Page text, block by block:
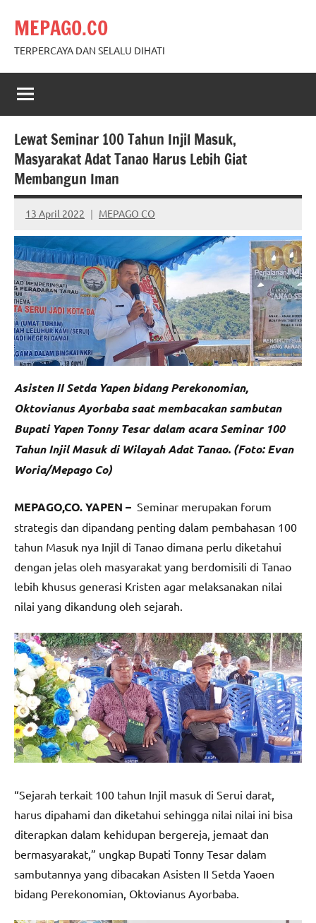
content
MEPAGO.CO
TERPERCAYA DAN SELALU DIHATI
Lewat Seminar 100 Tahun Injil Masuk,
Masyarakat Adat Tanao Harus Lebih Giat
Membangun Iman
13 April 2022 MEPAGO CO
No
comments
Asisten II Setda Yapen bidang Perekonomian,
Oktovianus Ayorbaba saat membacakan sambutan
Bupati Yapen Tonny Tesar dalam acara Seminar 100
Tahun Injil Masuk di Wilayah Adat Tanao. (Foto: Evan
Woria/Mepago Co)
MEPAGO,CO. YAPEN – Seminar merupakan forum
strategis dan dipandang penting dalam pembahasan 100
tahun Masuk nya Injil di Tanao dimana perlu diketahui
dengan jelas oleh masyarakat yang berdomisili di Tanao
lebih khusus generasi Kristen agar melaksanakan nilai
nilai yang dikandung oleh sejarah.
“Sejarah terkait 100 tahun Injil masuk di Serui darat,
harus dipahami dan diketahui sehingga nilai nilai ini bisa
diterapkan dalam kehidupan bergereja, jemaat dan
bermasyarakat,” ungkap Bupati Tonny Tesar dalam
sambutannya yang dibacakan Asisten II Setda Yaoen
bidang Perekonomian, Oktovianus Ayorbaba.